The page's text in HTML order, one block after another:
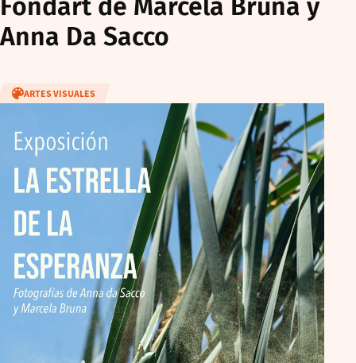
Fondart de Marcela Bruna y
Anna Da Sacco
ARTES VISUALES